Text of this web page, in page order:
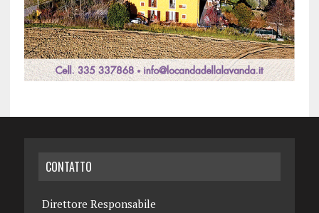
CONTATTO
Direttore Responsabile